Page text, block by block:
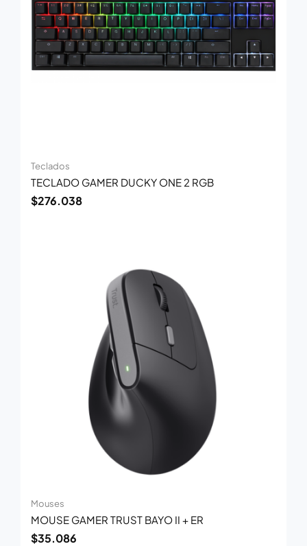
Teclados
TECLADO GAMER DUCKY ONE 2 RGB
$276.038
Mouses
MOUSE GAMER TRUST BAYO II + ER
$35.086